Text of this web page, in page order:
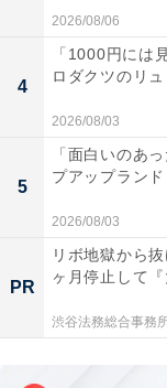
ユーザーからは
て家族で使い分
台同時に使うと
も。持ち運び用
にもこだわりた
2026/08/06
4
「1000円には
ロダクツのリ
2026/08/03
5
「面白いのあ
プアップラン
2026/08/03
PR
リボ地獄から
ヶ月停止して
渋谷法務総合事務